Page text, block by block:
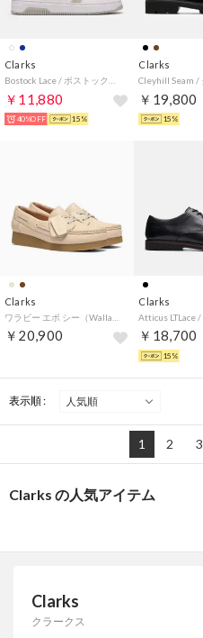
Clarks
￥11,880
40%OFF 15%
Clarks
￥19,800
15%
Clarks
￥20,900
Clarks
￥18,700
15%
表示順 :
1 2 3
Clarks の人気アイテム
Clarks
クラークス